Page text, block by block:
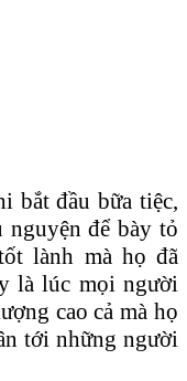
bắt đầu bữa tiệc,
nguyện để bày tỏ
lành mà họ đã
là lúc mọi người
cao cả mà họ
tới những người